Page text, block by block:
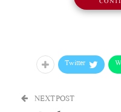
Twitter
NEXT POST